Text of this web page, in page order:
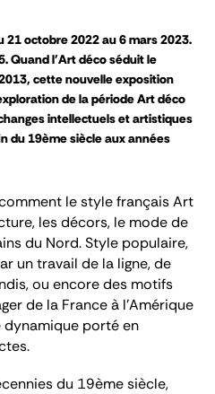
21 octobre 2022 au 6 mars 2023.
Quand l'Art déco séduit le
cette nouvelle exposition
de la période Art déco
intellectuels et artistiques
du 19ème siècle aux années
le style français Art
les décors, le mode de
du Nord. Style populaire,
un travail de la ligne, de
ou encore des motifs
de la France à l'Amérique
dynamique porté en
du 19ème siècle,